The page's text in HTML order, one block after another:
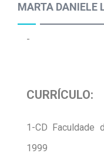
MARTA DANIELE
-
CURRÍCULO:
1-CD Faculdade
1999